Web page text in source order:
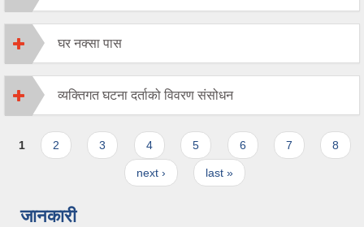
घर नक्सा पास
व्यक्तिगत घटना दर्ताको विवरण संसोधन
Pages
1 2 3 4 5 6 7 8
next › last »
जानकारी